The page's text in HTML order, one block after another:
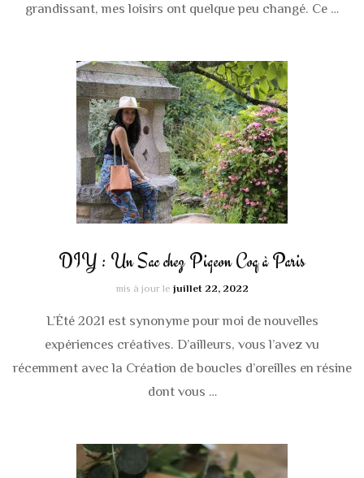
grandissant, mes loisirs ont quelque peu changé. Ce …
DIY : Un Sac chez Pigeon Coq à Paris
mis à jour le juillet 22, 2022
L’Été 2021 est synonyme pour moi de nouvelles
expériences créatives. D’ailleurs, vous l’avez vu
récemment avec la Création de boucles d’oreilles en résine
dont vous …